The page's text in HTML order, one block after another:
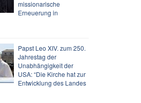
missionarische
Erneuerung in
Papst Leo XIV. zum 250.
Jahrestag der
Unabhängigkeit der
USA: “Die Kirche hat zur
Entwicklung des Landes